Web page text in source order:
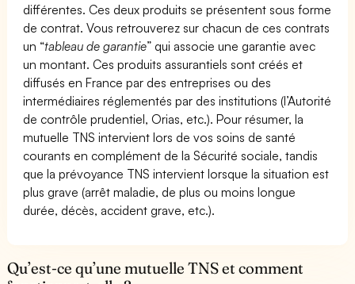
différentes. Ces deux produits se présentent sous forme
de contrat. Vous retrouverez sur chacun de ces contrats
un “tableau de garantie” qui associe une garantie avec
un montant. Ces produits assurantiels sont créés et
diffusés en France par des entreprises ou des
intermédiaires réglementés par des institutions (l’Autorité
de contrôle prudentiel, Orias, etc.). Pour résumer, la
mutuelle TNS intervient lors de vos soins de santé
courants en complément de la Sécurité sociale, tandis
que la prévoyance TNS intervient lorsque la situation est
plus grave (arrêt maladie, de plus ou moins longue
durée, décès, accident grave, etc.).
Qu’est-ce qu’une mutuelle TNS et comment